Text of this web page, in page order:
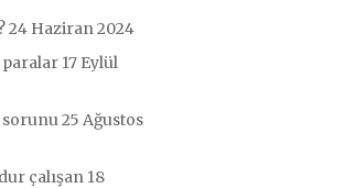
24 Haziran 2024
paralar 17 Eylül
sorunu25 Ağustos
çalışan 18